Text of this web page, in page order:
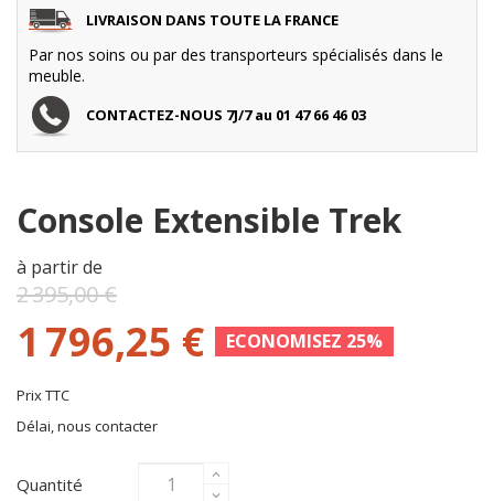
LIVRAISON DANS TOUTE LA FRANCE
Par nos soins ou par des transporteurs spécialisés dans le
meuble.
CONTACTEZ-NOUS 7J/7 au 01 47 66 46 03
Console Extensible Trek
à partir de
2 395,00 €
1 796,25 € ECONOMISEZ 25%
Prix TTC
Délai, nous contacter
Quantité